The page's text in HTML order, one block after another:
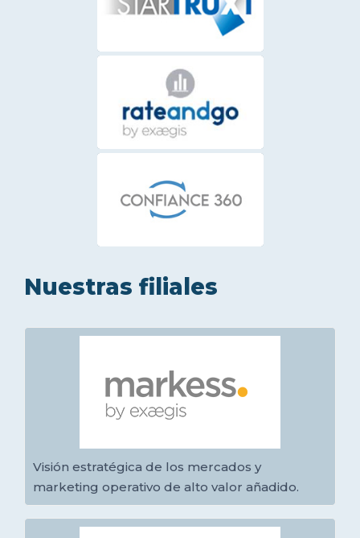
Nuestras filiales
Visión estratégica de los mercados y
marketing operativo de alto valor añadido.